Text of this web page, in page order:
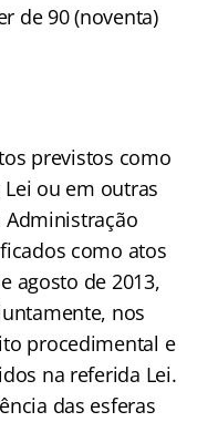
de 90 (noventa)
previstos como
ou em outras
Administração
como atos
agosto de 2013,
nos
procedimental e
na referida Lei.
das esferas